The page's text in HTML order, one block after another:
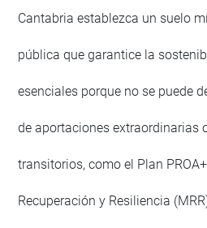
Cantabria establezca un suelo
pública que garantice la
esenciales porque no se puede
de aportaciones extraordinarias
transitorios, como el Plan
Recuperación y Resiliencia